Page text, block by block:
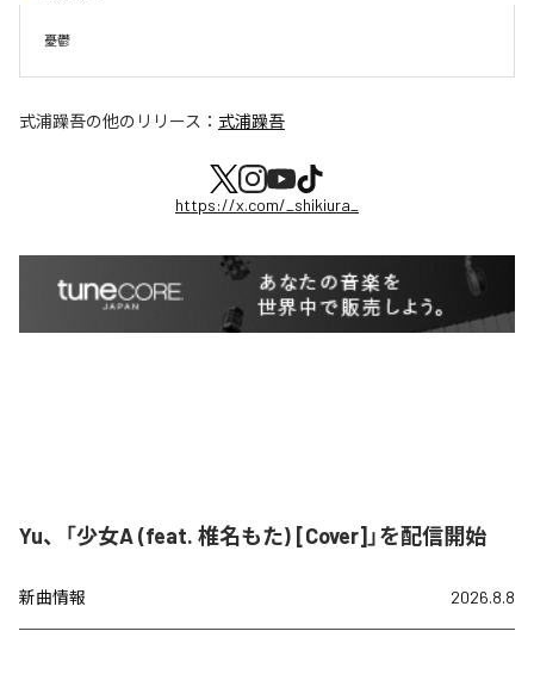
憂鬱
式浦躁吾の他のリリース： 式浦躁吾
https://x.com/_shikiura_
Yu、「少女A (feat. 椎名もた) [Cover]」を配信開始
新曲情報 2026.8.8